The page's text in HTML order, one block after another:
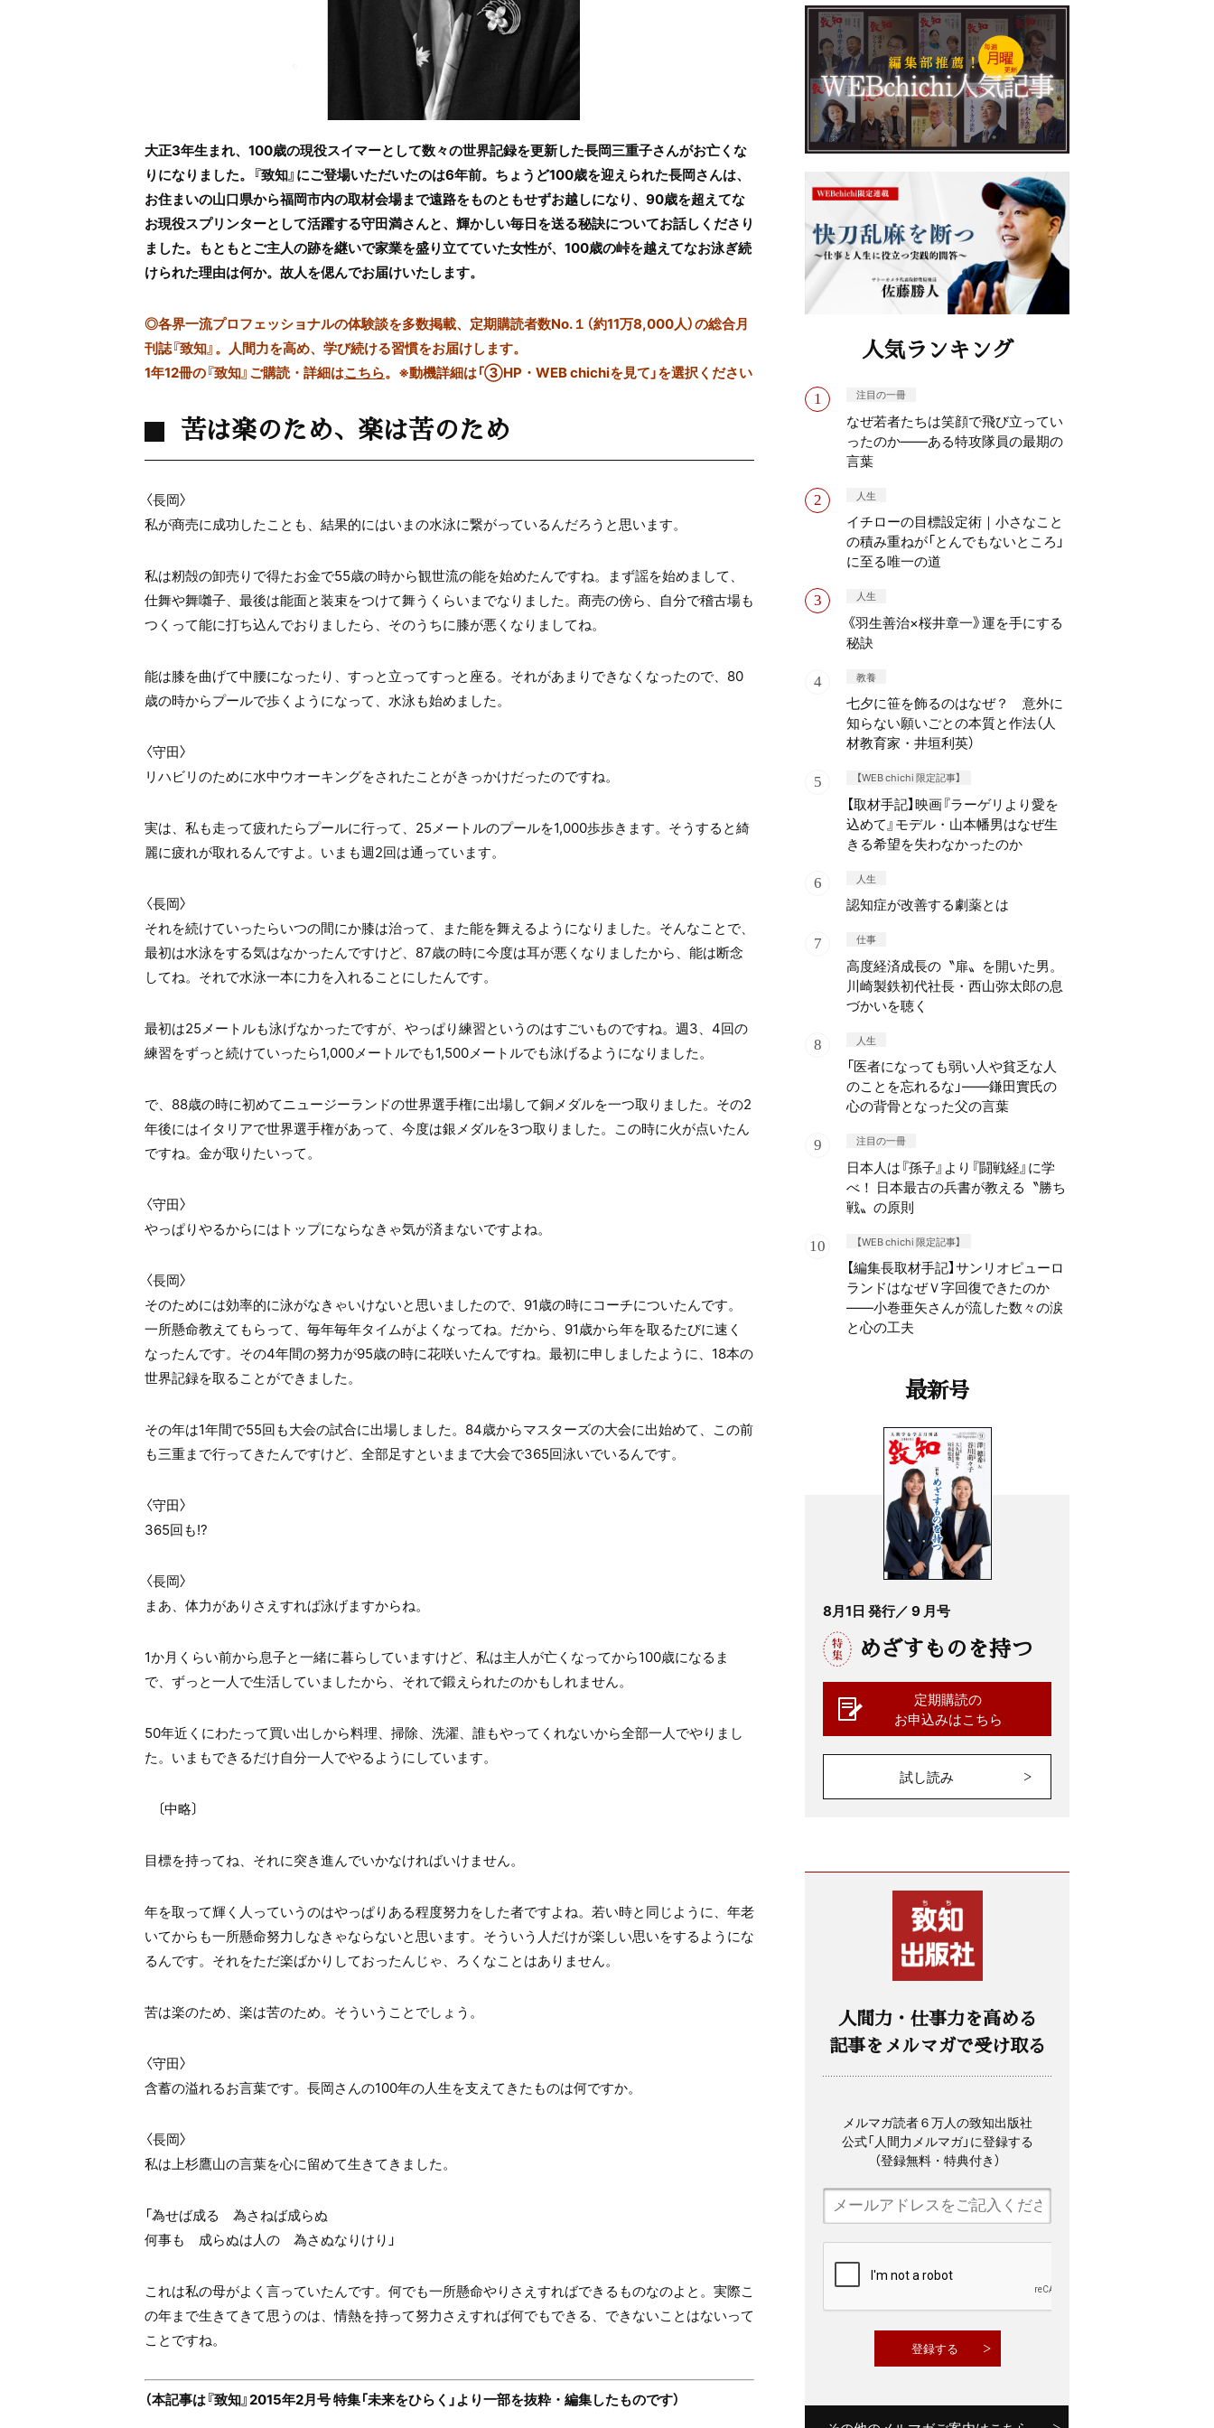
大正3年生まれ、100歳の現役スイマーとして数々の世界記録を更新した長岡三重子さんがお亡くな
りになりました。『致知』にご登場いただいたのは6年前。ちょうど100歳を迎えられた長岡さんは、
お住まいの山口県から福岡市内の取材会場まで遠路をものともせずお越しになり、90歳を超えてな
お現役スプリンターとして活躍する守田満さんと、輝かしい毎日を送る秘訣についてお話しくださり
ました。もともとご主人の跡を継いで家業を盛り立てていた女性が、100歳の峠を越えてなお泳ぎ続
けられた理由は何か。故人を偲んでお届けいたします。
◎各界一流プロフェッショナルの体験談を多数掲載、定期購読者数No.１（約11万8,000人）の総合月
刊誌『致知』。人間力を高め、学び続ける習慣をお届けします。
1年12冊の『致知』ご購読・詳細はこちら。 ※動機詳細は「③HP・WEB chichiを見て」を選択ください
苦は楽のため、楽は苦のため
〈長岡〉
私が商売に成功したことも、結果的にはいまの水泳に繋がっているんだろうと思います。
私は籾殻の卸売りで得たお金で55歳の時から観世流の能を始めたんですね。まず謡を始めまして、
仕舞や舞囃子、最後は能面と装束をつけて舞うくらいまでなりました。商売の傍ら、自分で稽古場も
つくって能に打ち込んでおりましたら、そのうちに膝が悪くなりましてね。
能は膝を曲げて中腰になったり、すっと立ってすっと座る。それがあまりできなくなったので、80
歳の時からプールで歩くようになって、水泳も始めました。
〈守田〉
リハビリのために水中ウオーキングをされたことがきっかけだったのですね。
実は、私も走って疲れたらプールに行って、25メートルのプールを1,000歩歩きます。そうすると綺
麗に疲れが取れるんですよ。いまも週2回は通っています。
〈長岡〉
それを続けていったらいつの間にか膝は治って、また能を舞えるようになりました。そんなことで、
最初は水泳をする気はなかったんですけど、87歳の時に今度は耳が悪くなりましたから、能は断念
してね。それで水泳一本に力を入れることにしたんです。
最初は25メートルも泳げなかったですが、やっぱり練習というのはすごいものですね。週3、4回の
練習をずっと続けていったら1,000メートルでも1,500メートルでも泳げるようになりました。
で、88歳の時に初めてニュージーランドの世界選手権に出場して銅メダルを一つ取りました。その2
年後にはイタリアで世界選手権があって、今度は銀メダルを3つ取りました。この時に火が点いたん
ですね。金が取りたいって。
〈守田〉
やっぱりやるからにはトップにならなきゃ気が済まないですよね。
〈長岡〉
そのためには効率的に泳がなきゃいけないと思いましたので、91歳の時にコーチについたんです。
一所懸命教えてもらって、毎年毎年タイムがよくなってね。だから、91歳から年を取るたびに速く
なったんです。その4年間の努力が95歳の時に花咲いたんですね。最初に申しましたように、18本の
世界記録を取ることができました。
その年は1年間で55回も大会の試合に出場しました。84歳からマスターズの大会に出始めて、この前
も三重まで行ってきたんですけど、全部足すといままで大会で365回泳いでいるんです。
〈守田〉
365回も!?
〈長岡〉
まあ、体力がありさえすれば泳げますからね。
1か月くらい前から息子と一緒に暮らしていますけど、私は主人が亡くなってから100歳になるま
で、ずっと一人で生活していましたから、それで鍛えられたのかもしれません。
50年近くにわたって買い出しから料理、掃除、洗濯、誰もやってくれないから全部一人でやりまし
た。いまもできるだけ自分一人でやるようにしています。
〔中略〕
目標を持ってね、それに突き進んでいかなければいけません。
年を取って輝く人っていうのはやっぱりある程度努力をした者ですよね。若い時と同じように、年老
いてからも一所懸命努力しなきゃならないと思います。そういう人だけが楽しい思いをするようにな
るんです。それをただ楽ばかりしておったんじゃ、ろくなことはありません。
苦は楽のため、楽は苦のため。そういうことでしょう。
〈守田〉
含蓄の溢れるお言葉です。長岡さんの100年の人生を支えてきたものは何ですか。
〈長岡〉
私は上杉鷹山の言葉を心に留めて生きてきました。
「為せば成る 為さねば成らぬ
何事も 成らぬは人の 為さぬなりけり」
これは私の母がよく言っていたんです。何でも一所懸命やりさえすればできるものなのよと。実際こ
の年まで生きてきて思うのは、情熱を持って努力さえすれば何でもできる、できないことはないって
ことですね。
（本記事は『致知』2015年2月号 特集「未来をひらく」より一部を抜粋・編集したものです）
人気ランキング
注目の一冊
なぜ若者たちは笑顔で飛び立ってい
ったのか——ある特攻隊員の最期の
言葉
人生
イチローの目標設定術｜小さなこと
の積み重ねが「とんでもないところ」
に至る唯一の道
人生
《羽生善治×桜井章一》運を手にする
秘訣
教養
七夕に笹を飾るのはなぜ？ 意外に
知らない願いごとの本質と作法（人
材教育家・井垣利英）
【WEB chichi 限定記事】
【取材手記】映画『ラーゲリより愛を
込めて』モデル・山本幡男はなぜ生
きる希望を失わなかったのか
人生
認知症が改善する劇薬とは
仕事
高度経済成長の〝扉〟を開いた男。
川崎製鉄初代社長・西山弥太郎の息
づかいを聴く
人生
「医者になっても弱い人や貧乏な人
のことを忘れるな」——鎌田實氏の
心の背骨となった父の言葉
注目の一冊
日本人は『孫子』より『闘戦経』に学
べ！ 日本最古の兵書が教える〝勝ち
戦〟の原則
【WEB chichi 限定記事】
【編集長取材手記】サンリオピューロ
ランドはなぜＶ字回復できたのか
——小巻亜矢さんが流した数々の涙
と心の工夫
最新号
8月1日 発行／ 9 月号
めざすものを持つ
定期購読の
お申込みはこちら
試し読み
人間力・仕事力を高める
記事をメルマガで受け取る
メルマガ読者６万人の致知出版社
公式「人間力メルマガ」に登録する
（登録無料・特典付き）